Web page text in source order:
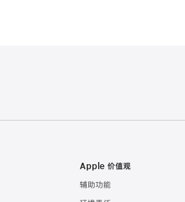
Apple 价值观
辅助功能